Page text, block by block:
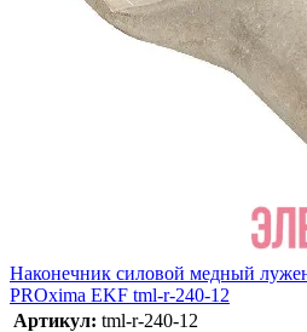
Наконечник силовой медный
PROxima EKF tml-r-240-12
Артикул: tml-r-240-12